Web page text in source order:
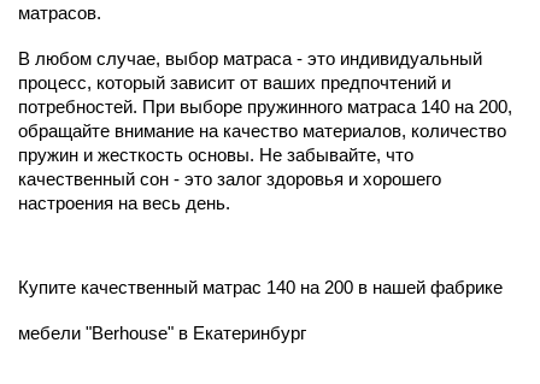
матрасов.
В любом случае, выбор матраса - это индивидуальный
процесс, который зависит от ваших предпочтений и
потребностей. При выборе пружинного матраса 140 на 200,
обращайте внимание на качество материалов, количество
пружин и жесткость основы. Не забывайте, что
качественный сон - это залог здоровья и хорошего
настроения на весь день.
Купите качественный матрас 140 на 200 в нашей фабрике
мебели "Berhouse" в Екатеринбург